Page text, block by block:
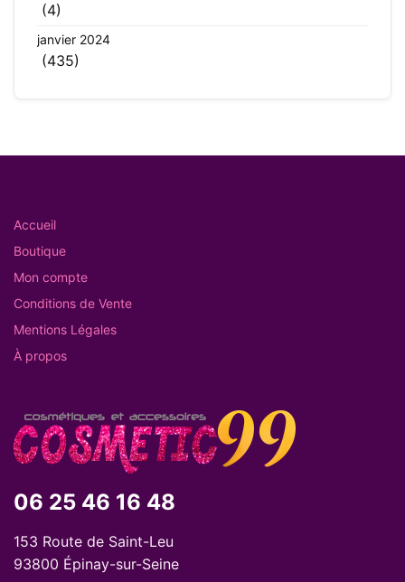
(4)
janvier 2024
(435)
Accueil
Boutique
Mon compte
Conditions de Vente
Mentions Légales
À propos
06 25 46 16 48
153 Route de Saint-Leu
93800 Épinay-sur-Seine